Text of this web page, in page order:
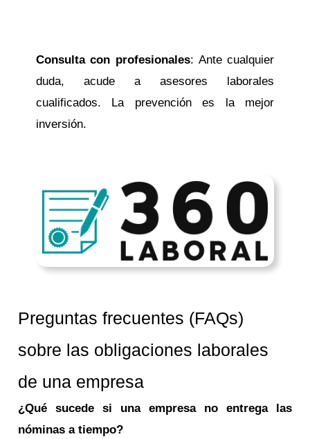
Consulta con profesionales: Ante cualquier
duda, acude a asesores laborales
cualificados. La prevención es la mejor
inversión.
Preguntas frecuentes (FAQs)
sobre las obligaciones laborales
de una empresa
¿Qué sucede si una empresa no entrega las
nóminas a tiempo?